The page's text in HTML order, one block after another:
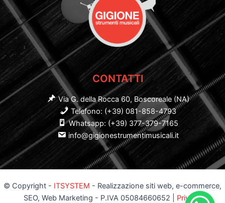
CONTATTI
Via G. della Rocca 60, Boscoreale (NA)
Telefono: (+39) 081-858-4793
Whatsapp: (+39) 377-379-7165
info@gigionestrumentimusicali.it
© Copyright - ITSYSTEM - Realizzazione siti web, e-commerce,
SEO, Web Marketing - P.IVA 05084660652 | Privacy